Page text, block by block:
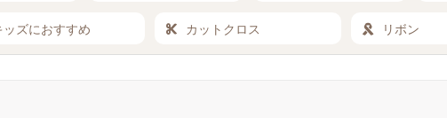
ッズにおすすめ カットクロス リボン